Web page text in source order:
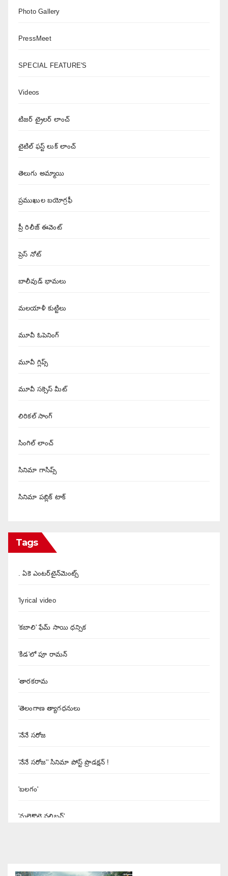
Photo Gallery
PressMeet
SPECIAL FEATURE'S
Videos
టిజర్ ట్రైలర్ లాంచ్
టైటిల్ ఫస్ట్ లుక్ లాంచ్
తెలుగు అమ్మాయి
ప్రముఖుల బయోగ్రఫీ
ప్రీ రిలీజ్ ఈవెంట్
ప్రెస్ నోట్
బాలీవుడ్ భామలు
మలయాళీ కుట్టిలు
మూవీ ఓపెనింగ్
మూవీ గ్లిప్స్
మూవీ సక్సెస్ మీట్
లిరికల్ సాంగ్
సింగిల్ లాంచ్
సినిమా గాసిప్స్
సినిమా పబ్లిక్ టాక్
Tags
. ఏకె ఎంటర్‌టైన్‌మెంట్స్
'lyrical video
'కబాలి' ఫేమ్ సాయి ధన్సిక
'కిడ'లో పూ రామన్
'తారకరామ
'తెలంగాణ త్యాగధనులు
'నేనే సరోజ
'నేనే సరోజ'' సినిమా పోస్ట్ ప్రొడక్షన్ !
'బలగం'
'మలైకొట్టై వలిబన్'
'రుద్రంగి' సినిమా రివ్యూ